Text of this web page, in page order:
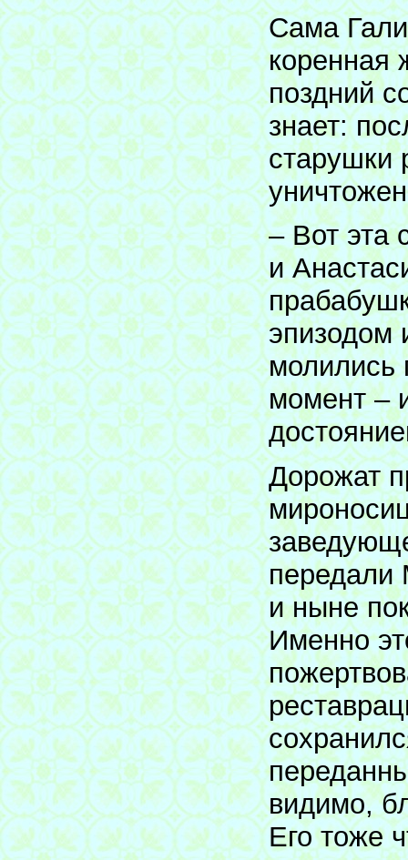
Сама
коренная
поздний
знает:
старушки
– Вот эта
и
эпизодом
молились
момент –
Дорожат
передали
и ныне
Именно
видимо,
Его тоже